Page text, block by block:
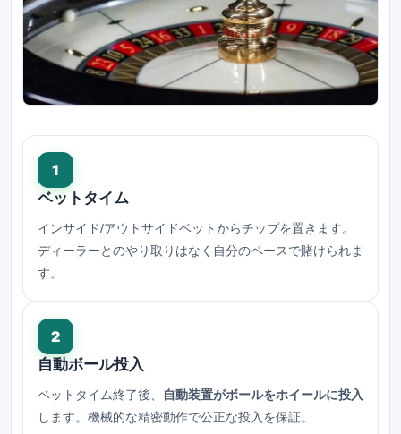
1
ベットタイム
インサイド/アウトサイドベットからチップを置きます。
ディーラーとのやり取りはなく自分のペースで賭けられま
す。
2
自動ボール投入
ベットタイム終了後、
自動装置がボールをホイールに投入
します。機械的な精密動作で公正な投入を保証。